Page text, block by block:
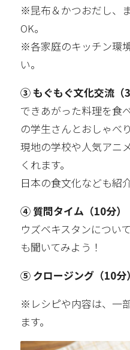
※昆布＆かつおだし、
OK。
※各家庭のキッチン環
い。
③ もぐもぐ文化交流（
できあがった料理を食
の学生さんとおしゃべ
現地の学校や人気アニ
くれます。
日本の食文化なども紹
④ 質問タイム（10分）
ウズベキスタンについ
も聞いてみよう！
⑤ クロージング（10分）
※レシピや内容は、一
ます。